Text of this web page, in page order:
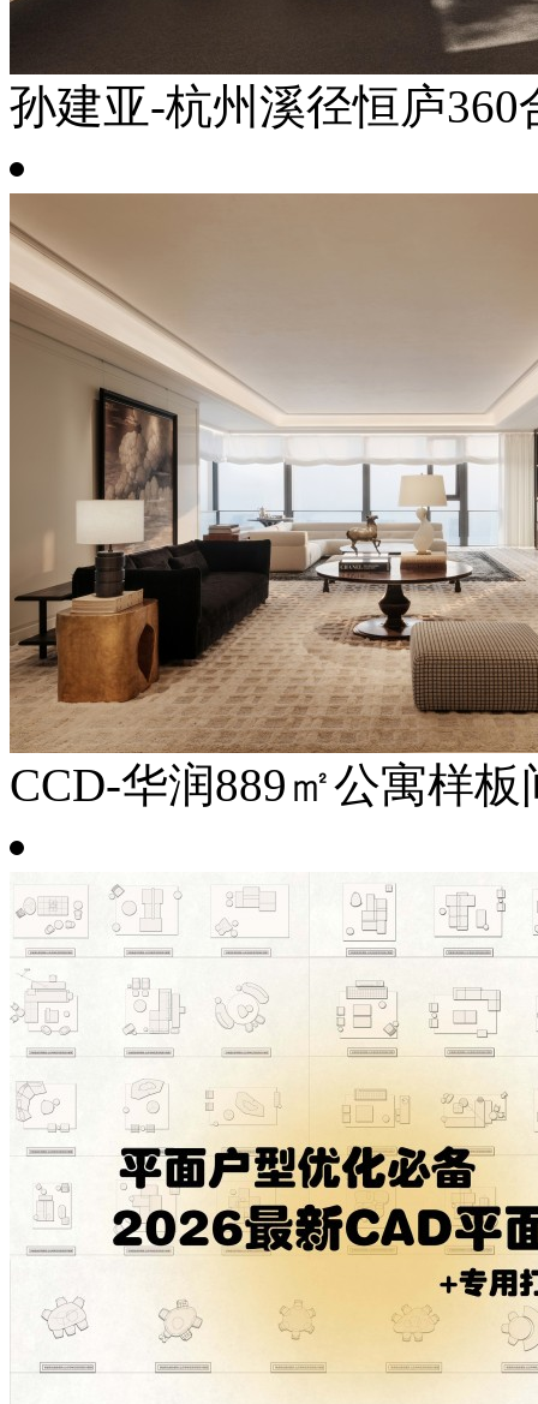
孙建亚-杭州溪径恒庐360
CCD-华润889㎡公寓样板